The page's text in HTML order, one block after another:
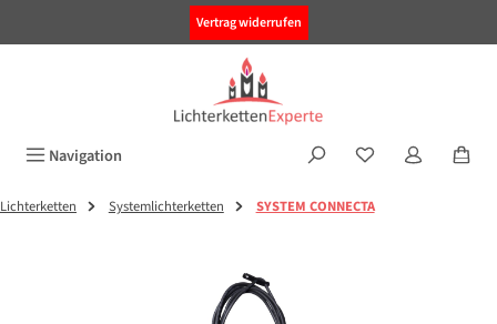
Vertrag widerrufen
Navigation
Lichterketten Systemlichterketten SYSTEM CONNECTA